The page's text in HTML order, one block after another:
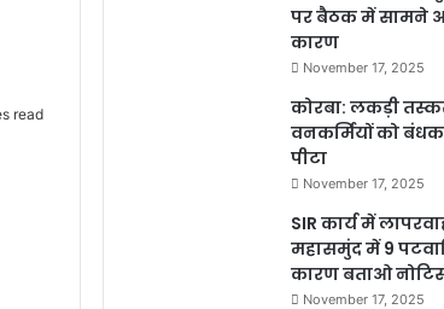
read
पर बैठक में सामने
कारण
November 17, 2025
कोरबा: लकड़ी
वनकर्मियों को
पीटा
November 17, 2025
SIR कार्य में
महासमुंद में 9
कारण बताओ
November 17, 2025